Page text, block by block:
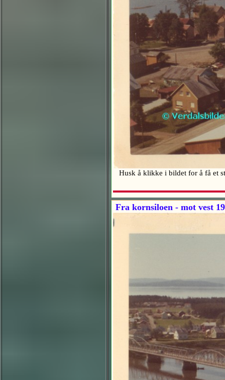
Husk å klikke i bildet for å få et
Fra kornsiloen - mot vest